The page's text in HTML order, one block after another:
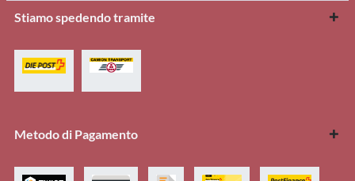
Stiamo spedendo tramite
Metodo di Pagamento